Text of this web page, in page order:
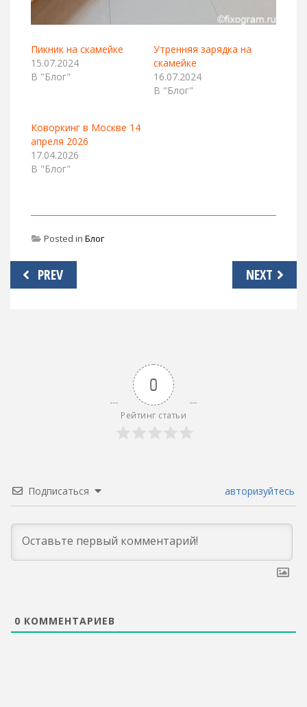
Пикник на скамейке
15.07.2024
В "Блог"
Утренняя зарядка на
скамейке
16.07.2024
В "Блог"
Коворкинг в Москве 14
апреля 2026
17.04.2026
В "Блог"
Posted in Блог
Навигация
по
PREV NEXT
0
Рейтинг статьи
Подписаться авторизуйтесь
0 КОММЕНТАРИЕВ